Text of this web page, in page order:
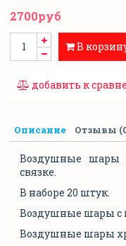
2700руб
В
добавить к
Описание Отзывы
Воздушные шары
связке.
В наборе 20 штук.
Воздушные шары с
Воздушные шары